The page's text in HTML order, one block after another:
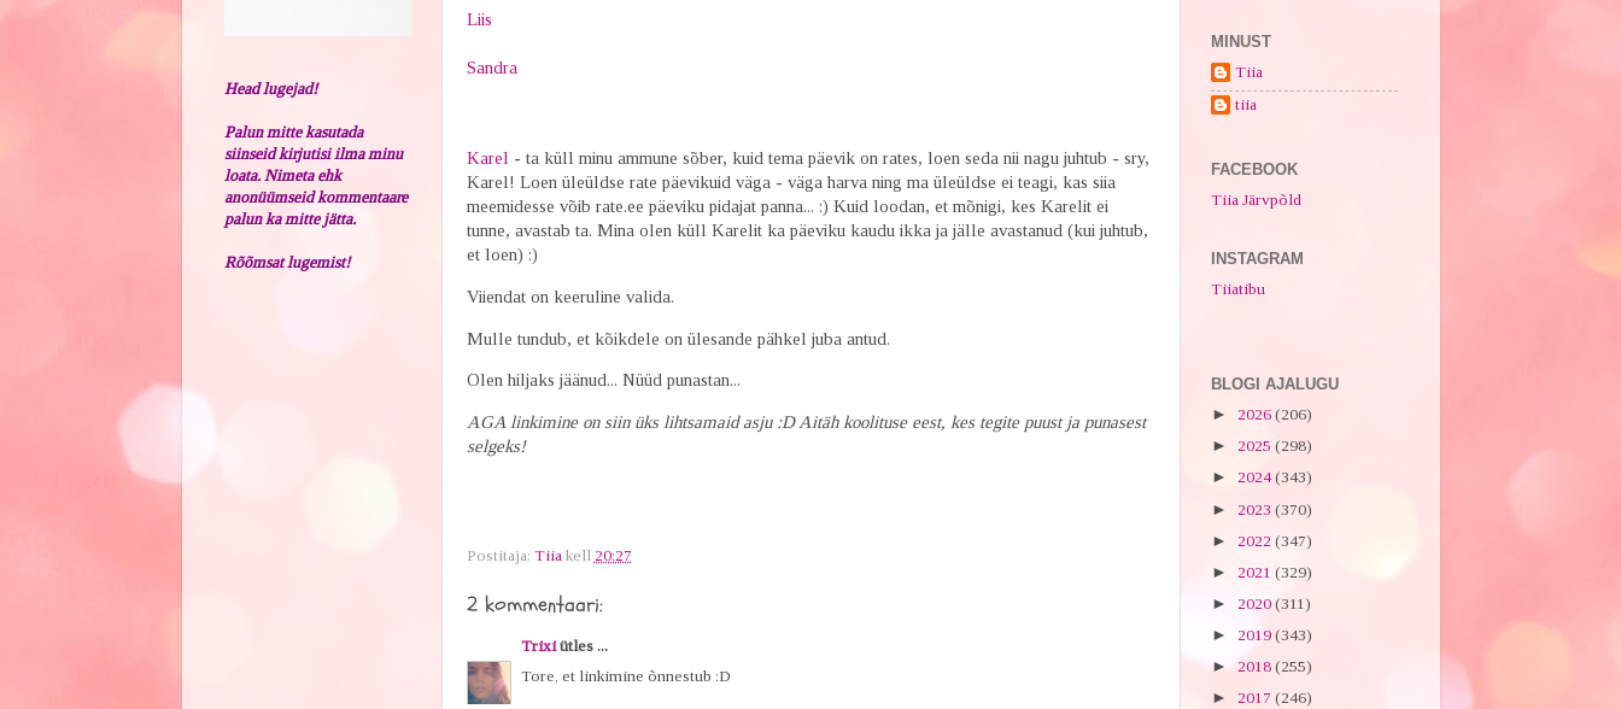
Liis
Sandra
Karel - ta küll minu ammune sõber, kuid tema päevik on rates, loen seda nii nagu juhtub - sry,
Karel! Loen üleüldse rate päevikuid väga - väga harva ning ma üleüldse ei teagi, kas siia
meemidesse võib rate.ee päeviku pidajat panna... :) Kuid loodan, et mõnigi, kes Karelit ei
tunne, avastab ta. Mina olen küll Karelit ka päeviku kaudu ikka ja jälle avastanud (kui juhtub,
et loen) :)
Viiendat on keeruline valida.
Mulle tundub, et kõikdele on ülesande pähkel juba antud.
Olen hiljaks jäänud... Nüüd punastan...
AGA linkimine on siin üks lihtsamaid asju :D Aitäh koolituse eest, kes tegite puust ja punasest
selgeks!
Postitaja: Tiia kell 20:27
2 kommentaari:
Trixiütles ...
Tore, et linkimine õnnestub :D
Head lugejad!
Palun mitte kasutada
siinseid kirjutisi ilma minu
loata. Nimeta ehk
anonüümseid kommentaare
palun ka mitte jätta.
Rõõmsat lugemist!
MINUST
Tiia
tiia
FACEBOOK
Tiia Järvpõld
INSTAGRAM
Tiiatibu
BLOGI AJALUGU
► 2026 (206)
► 2025 (298)
► 2024(343)
► 2023 (370)
► 2022 (347)
► 2021 (329)
► 2020 (311)
► 2019 (343)
► 2018 (255)
► 2017 (246)